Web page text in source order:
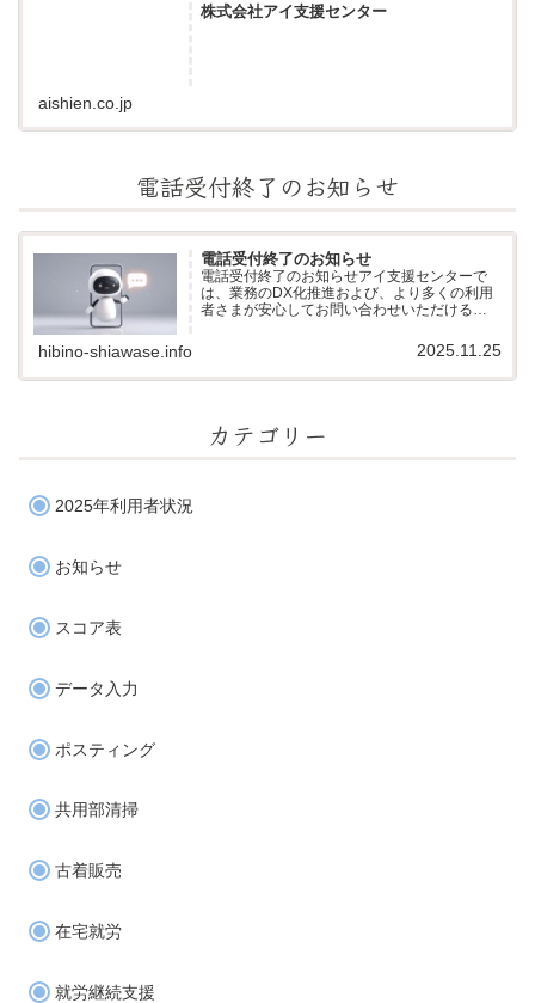
株式会社アイ支援センター
aishien.co.jp
電話受付終了のお知らせ
電話受付終了のお知らせ
電話受付終了のお知らせアイ支援センターで
は、業務のDX化推進および、より多くの利用
者さまが安心してお問い合わせいただける環
よる受電システムへ移行いたしました。当セ
ンターには「電話が苦手」「文字でや...
hibino-shiawase.info 2025.11.25
カテゴリー
2025年利用者状況
お知らせ
スコア表
データ入力
ポスティング
共用部清掃
古着販売
在宅就労
就労継続支援